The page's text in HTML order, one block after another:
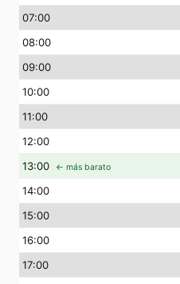
07:00
08:00
09:00
10:00
11:00
12:00
13:00 ← más barato
14:00
15:00
16:00
17:00